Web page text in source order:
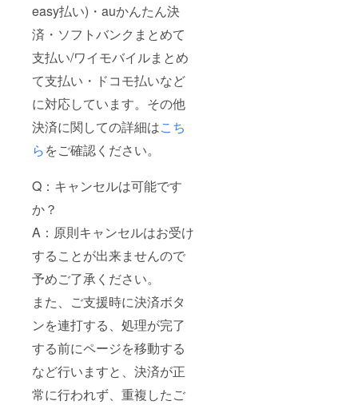
easy払い)・auかんたん決
済・ソフトバンクまとめて
支払い/ワイモバイルまとめ
て支払い・ドコモ払いなど
に対応しています。その他
決済に関しての詳細はこち
らをご確認ください。
Q：キャンセルは可能です
か？
A：原則キャンセルはお受け
することが出来ませんので
予めご了承ください。
また、ご支援時に決済ボタ
ンを連打する、処理が完了
する前にページを移動する
など行いますと、決済が正
常に行われず、重複したご